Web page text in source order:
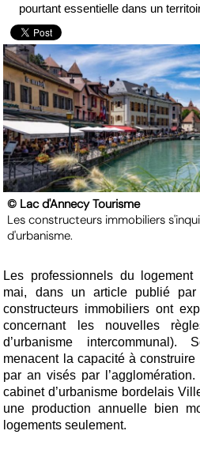
pourtant essentielle dans un
© Lac d'Annecy Tourisme
Les constructeurs immobiliers
d'urbanisme.
Les professionnels du
mai, dans un article publié
constructeurs immobiliers ont
concernant les nouvelles
d’urbanisme
menacent la capacité à
par an visés par
cabinet d’urbanisme bordelais
une production annuelle bien
logements seulement.